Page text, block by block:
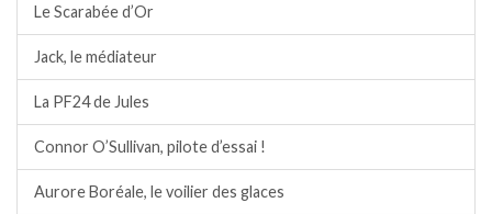
Le Scarabée d’Or
Jack, le médiateur
La PF24 de Jules
Connor O’Sullivan, pilote d’essai !
Aurore Boréale, le voilier des glaces